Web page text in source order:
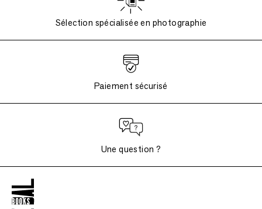
Sélection spécialisée en photographie
Paiement sécurisé
Une question ?